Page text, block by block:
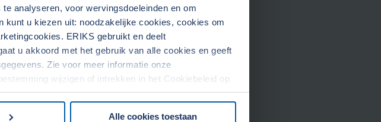
analyseren, voor wervingsdoeleinden en om
kunt u kiezen uit: noodzakelijke cookies, cookies om
ERIKS gebruikt en deelt
u akkoord met het gebruik van alle cookies en geeft
Zie voor meer informatie onze
wijzigen of intrekken in het Cookiebeleid op
Alle cookies toestaan
Supply Chain Solutions